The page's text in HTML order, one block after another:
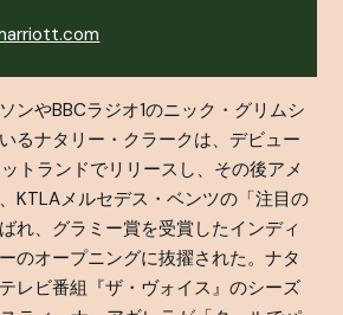
ンやBBCラジオ1のニック・グリムシ
るナタリー・クラークは、デビュー
トランドでリリースし、その後アメ
KTLAメルセデス・ベンツの「注目の
れ、グラミー賞を受賞したインディ
のオープニングに抜擢された。ナタ
レビ番組『ザ・ヴォイス』のシーズ